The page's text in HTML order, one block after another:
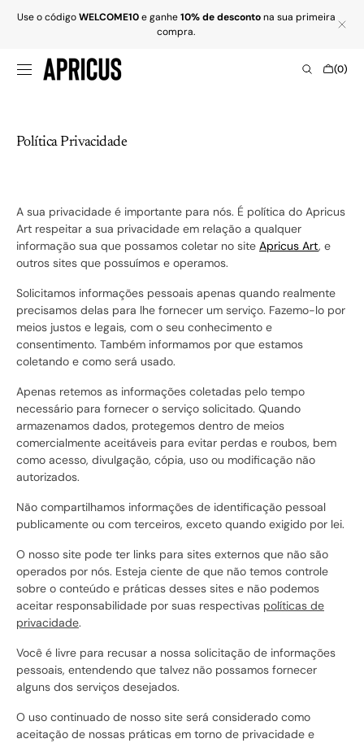
CONTENT
Use o códigoWELCOME10e ganhe10% de descontona sua primeira
compra.
Cart
(0)
Política Privacidade
A sua privacidade é importante para nós. É política do Apricus
Art respeitar a sua privacidade em relação a qualquer
informação sua que possamos coletar no site Apricus Art, e
outros sites que possuímos e operamos.
Solicitamos informações pessoais apenas quando realmente
precisamos delas para lhe fornecer um serviço. Fazemo-lo por
meios justos e legais, com o seu conhecimento e
consentimento. Também informamos por que estamos
coletando e como será usado.
Apenas retemos as informações coletadas pelo tempo
necessário para fornecer o serviço solicitado. Quando
armazenamos dados, protegemos dentro de meios
comercialmente aceitáveis ​​para evitar perdas e roubos, bem
como acesso, divulgação, cópia, uso ou modificação não
autorizados.
Não compartilhamos informações de identificação pessoal
publicamente ou com terceiros, exceto quando exigido por lei.
O nosso site pode ter links para sites externos que não são
operados por nós. Esteja ciente de que não temos controle
sobre o conteúdo e práticas desses sites e não podemos
aceitar responsabilidade por suas respectivas políticas de
privacidade.
Você é livre para recusar a nossa solicitação de informações
pessoais, entendendo que talvez não possamos fornecer
alguns dos serviços desejados.
O uso continuado de nosso site será considerado como
aceitação de nossas práticas em torno de privacidade e